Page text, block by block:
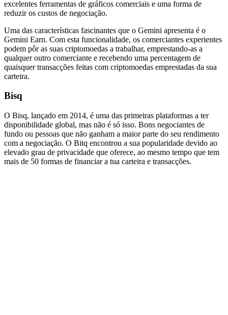
excelentes ferramentas de gráficos comerciais e uma forma de
reduzir os custos de negociação.
Uma das características fascinantes que o Gemini apresenta é o
Gemini Earn. Com esta funcionalidade, os comerciantes experientes
podem pôr as suas criptomoedas a trabalhar, emprestando-as a
qualquer outro comerciante e recebendo uma percentagem de
quaisquer transacções feitas com criptomoedas emprestadas da sua
carteira.
Bisq
O Bisq, lançado em 2014, é uma das primeiras plataformas a ter
disponibilidade global, mas não é só isso. Bons negociantes de
fundo ou pessoas que não ganham a maior parte do seu rendimento
com a negociação. O Bitq encontrou a sua popularidade devido ao
elevado grau de privacidade que oferece, ao mesmo tempo que tem
mais de 50 formas de financiar a tua carteira e transacções.